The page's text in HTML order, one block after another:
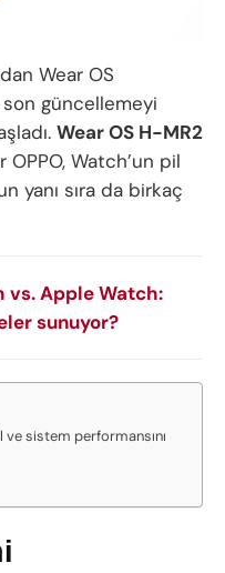
Wear OS
güncellemeyi
Wear OS H-MR2
Watch’un pil
yanı sıra da birkaç
vs. Apple Watch:
sunuyor?
sistem performansını